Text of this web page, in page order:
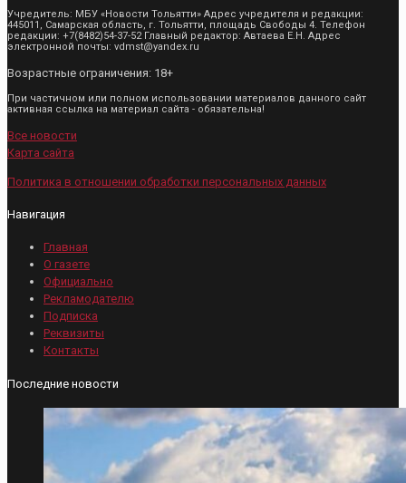
Учредитель: МБУ «Новости Тольятти» Адрес учредителя и редакции:
445011, Самарская область, г. Тольятти, площадь Свободы 4. Телефон
редакции: +7(8482)54-37-52 Главный редактор: Автаева Е.Н. Адрес
электронной почты: vdmst@yandex.ru
Возрастные ограничения: 18+
При частичном или полном использовании материалов данного сайт
активная ссылка на материал сайта - обязательна!
Все новости
Карта сайта
Политика в отношении обработки персональных данных
Навигация
Главная
О газете
Официально
Рекламодателю
Подписка
Реквизиты
Контакты
Последние новости